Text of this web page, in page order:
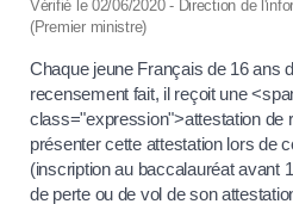
Vérifié le 02/06/2020 - Direction de
(Premier ministre)
Chaque jeune Français de 16 ans
recensement fait, il reçoit une
class="expression">attestation de
présenter cette attestation lors de
(inscription au baccalauréat avant
de perte ou de vol de son